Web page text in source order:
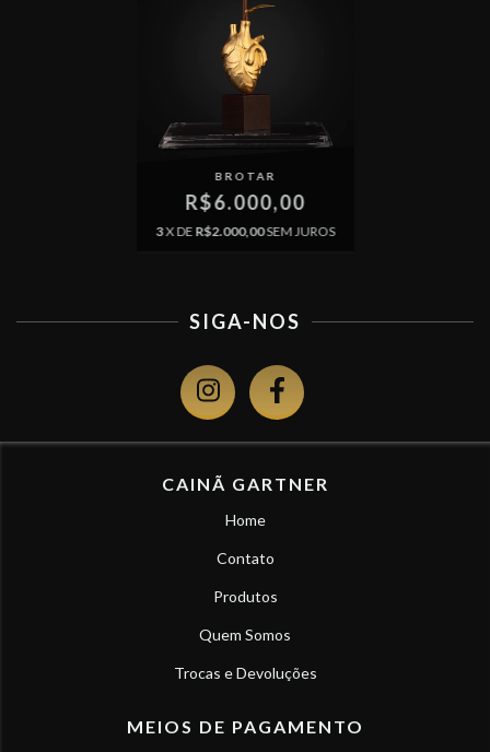
BROTAR
R$6.000,00
3X DE R$2.000,00 SEM JUROS
SIGA-NOS
CAINÃ GARTNER
Home
Contato
Produtos
Quem Somos
Trocas e Devoluções
MEIOS DE PAGAMENTO